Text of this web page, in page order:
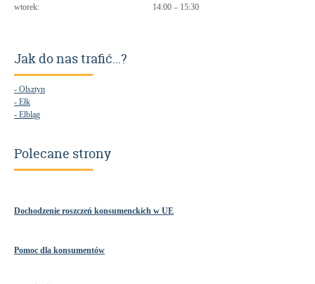
wtorek:
14:00 – 15:30
Jak do nas trafić…?
- Olsztyn
- Ełk
- Elbląg
Polecane strony
Dochodzenie roszczeń konsumenckich w UE
Pomoc dla konsumentów